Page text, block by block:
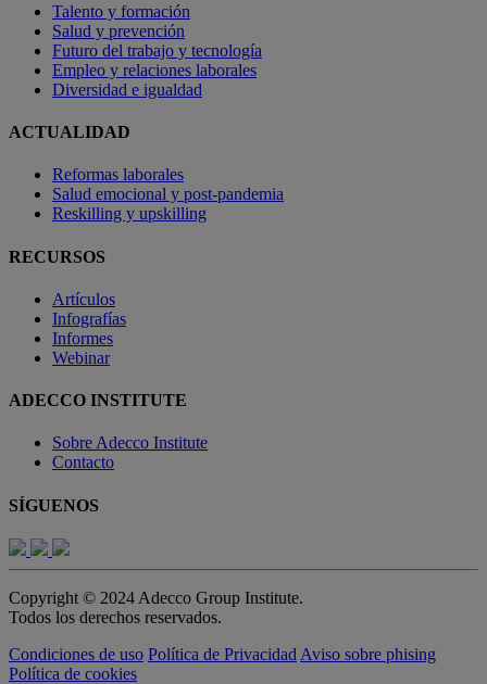
Talento y formación
Salud y prevención
Futuro del trabajo y tecnología
Empleo y relaciones laborales
Diversidad e igualdad
ACTUALIDAD
Reformas laborales
Salud emocional y post-pandemia
Reskilling y upskilling
RECURSOS
Artículos
Infografías
Informes
Webinar
ADECCO INSTITUTE
Sobre Adecco Institute
Contacto
SÍGUENOS
Copyright © 2024 Adecco Group Institute.
Todos los derechos reservados.
Condiciones de uso Política de Privacidad Aviso sobre phising
Política de cookies